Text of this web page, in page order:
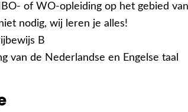
of WO-opleiding op het gebied
nodig, wij leren je alles!
B
van de Nederlandse en Engelse taal